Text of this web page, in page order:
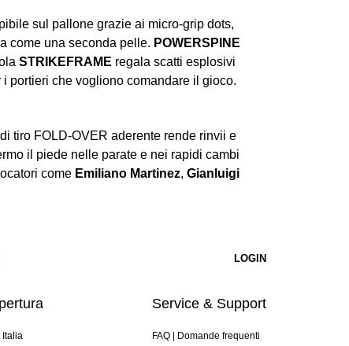
sul pallone grazie ai micro-grip dots,
come una seconda pelle. POWERSPINE
STRIKEFRAME regala scatti esplosivi
portieri che vogliono comandare il gioco.
tiro FOLD-OVER aderente rende rinvii e
il piede nelle parate e nei rapidi cambi
come Emiliano Martinez, Gianluigi
Italia
Service & Support
FAQ | Domande frequenti